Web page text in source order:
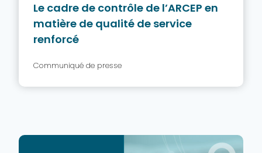
Le cadre de contrôle de l’ARCEP en
matière de qualité de service
renforcé
Communiqué de presse